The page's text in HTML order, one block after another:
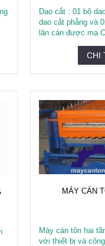
Dao cắt : 01 bộ
dao cắt phẳng và
lăn cán được mạ
CHI
MÁY CÁN
Máy cán tôn hai
với thiết bị và